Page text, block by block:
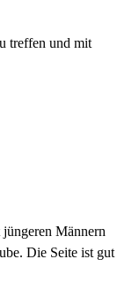
treffen und mit
Männern
Die Seite ist gut